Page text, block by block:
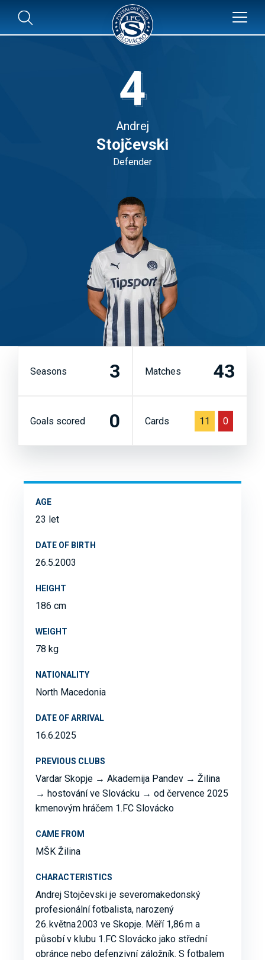
Andrej
Stojčevski
4
Defender
Seasons 3 Matches 43
Goals scored 0 Cards 11 0
AGE
23 let
DATE OF BIRTH
26.5.2003
HEIGHT
186 cm
WEIGHT
78 kg
NATIONALITY
North Macedonia
DATE OF ARRIVAL
16.6.2025
PREVIOUS CLUBS
Vardar Skopje → Akademija Pandev → Žilina
→ hostování ve Slovácku → od července 2025
kmenovým hráčem 1.FC Slovácko
CAME FROM
MŠK Žilina
CHARACTERISTICS
Andrej Stojčevski je severomakedonský
profesionální fotbalista, narozený
26. května 2003 ve Skopje. Měří 1,86 m a
působí v klubu 1.FC Slovácko jako střední
obránce nebo defenzivní záložník. S fotbalem